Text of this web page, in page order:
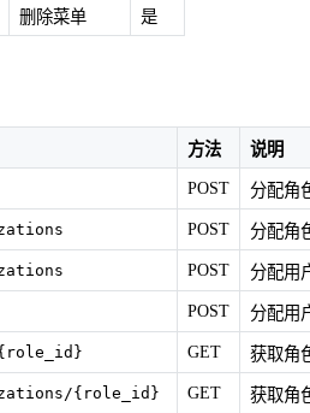
删除菜单 是
方法 说明
POST 分配角
POST 分配角
POST 分配用
POST 分配用
GET 获取角
{role_id} GET 获取角